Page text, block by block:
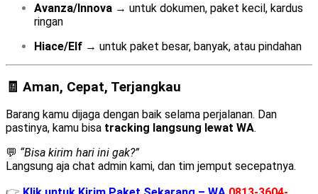
Avanza/Innova → untuk dokumen, paket kecil, kardus
ringan
Hiace/Elf → untuk paket besar, banyak, atau pindahan
🧾 Aman, Cepat, Terjangkau
Barang kamu dijaga dengan baik selama perjalanan. Dan
pastinya, kamu bisa tracking langsung lewat WA.
💬 “Bisa kirim hari ini gak?”
Langsung aja chat admin kami, dan tim jemput secepatnya.